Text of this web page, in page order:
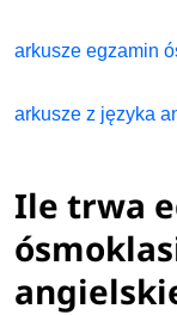
arkusze egzamin
arkusze z języka
Ile trwa